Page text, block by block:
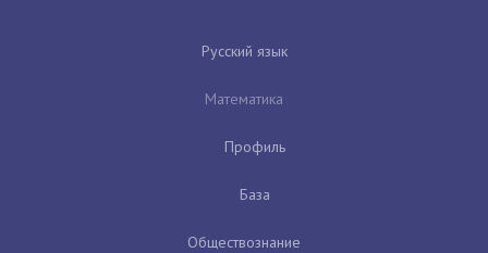
Русский язык
Математика
Профиль
База
Обществознание